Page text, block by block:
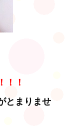
！！
とまりませ